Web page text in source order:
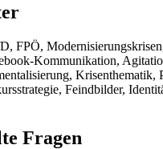
FPÖ,
Kommunikation,
Krisenthematik,
Feindbilder,
Fragen